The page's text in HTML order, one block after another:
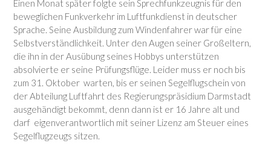
Einen Monat später folgte sein Sprechfunkzeugnis für den
beweglichen Funkverkehr im Luftfunkdienst in deutscher
Sprache. Seine Ausbildung zum Windenfahrer war für eine
Selbstverständlichkeit. Unter den Augen seiner Großeltern,
die ihn in der Ausübung seines Hobbys unterstützen
absolvierte er seine Prüfungsflüge. Leider muss er noch bis
zum 31. Oktober warten, bis er seinen Segelflugschein von
der Abteilung Luftfahrt des Regierungspräsidium Darmstadt
ausgehändigt bekommt, denn dann ist er 16 Jahre alt und
darf eigenverantwortlich mit seiner Lizenz am Steuer eines
Segelflugzeugs sitzen.